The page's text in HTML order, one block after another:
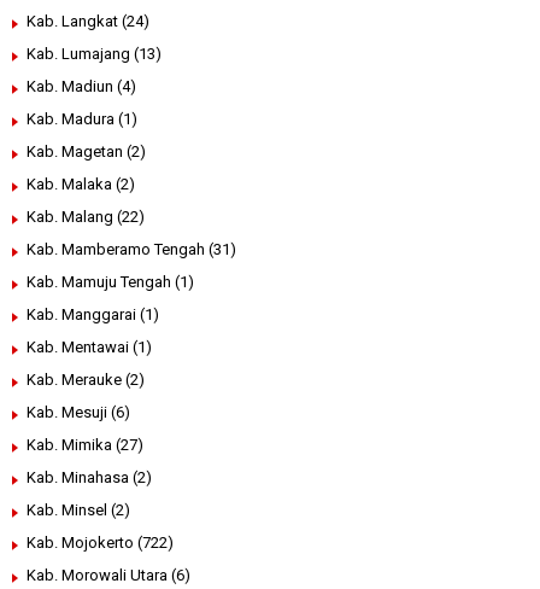
Kab. Langkat (24)
Kab. Lumajang (13)
Kab. Madiun (4)
Kab. Madura (1)
Kab. Magetan (2)
Kab. Malaka (2)
Kab. Malang (22)
Kab. Mamberamo Tengah (31)
Kab. Mamuju Tengah (1)
Kab. Manggarai (1)
Kab. Mentawai (1)
Kab. Merauke (2)
Kab. Mesuji (6)
Kab. Mimika (27)
Kab. Minahasa (2)
Kab. Minsel (2)
Kab. Mojokerto (722)
Kab. Morowali Utara (6)